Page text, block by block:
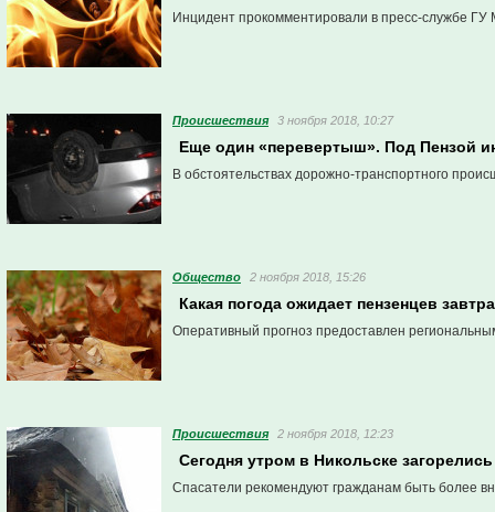
Инцидент прокомментировали в пресс-службе
Проиcшествия 3 ноября 2018, 10:27
Еще один «перевертыш». Под Пензой
В обстоятельствах дорожно-транспортного
Общество 2 ноября 2018, 15:26
Какая погода ожидает пензенцев
Оперативный прогноз предоставлен
Проиcшествия 2 ноября 2018, 12:23
Сегодня утром в Никольске
Спасатели рекомендуют гражданам быть более